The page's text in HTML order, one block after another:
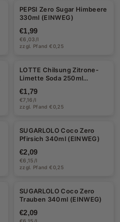
PEPSI Zero Sugar Himbeere
330ml (EINWEG)
€1,99
€6,03/l
zzgl. Pfand €0,25
LOTTE Chilsung Zitrone-
Limette Soda 250ml
€1,79
€7,16/l
zzgl. Pfand €0,25
SUGARLOLO Coco Zero
Pfirsich 340ml (EINWEG)
€2,09
€6,15/l
zzgl. Pfand €0,25
Halal
SUGARLOLO Coco Zero
Trauben 340ml (EINWEG)
€2,09